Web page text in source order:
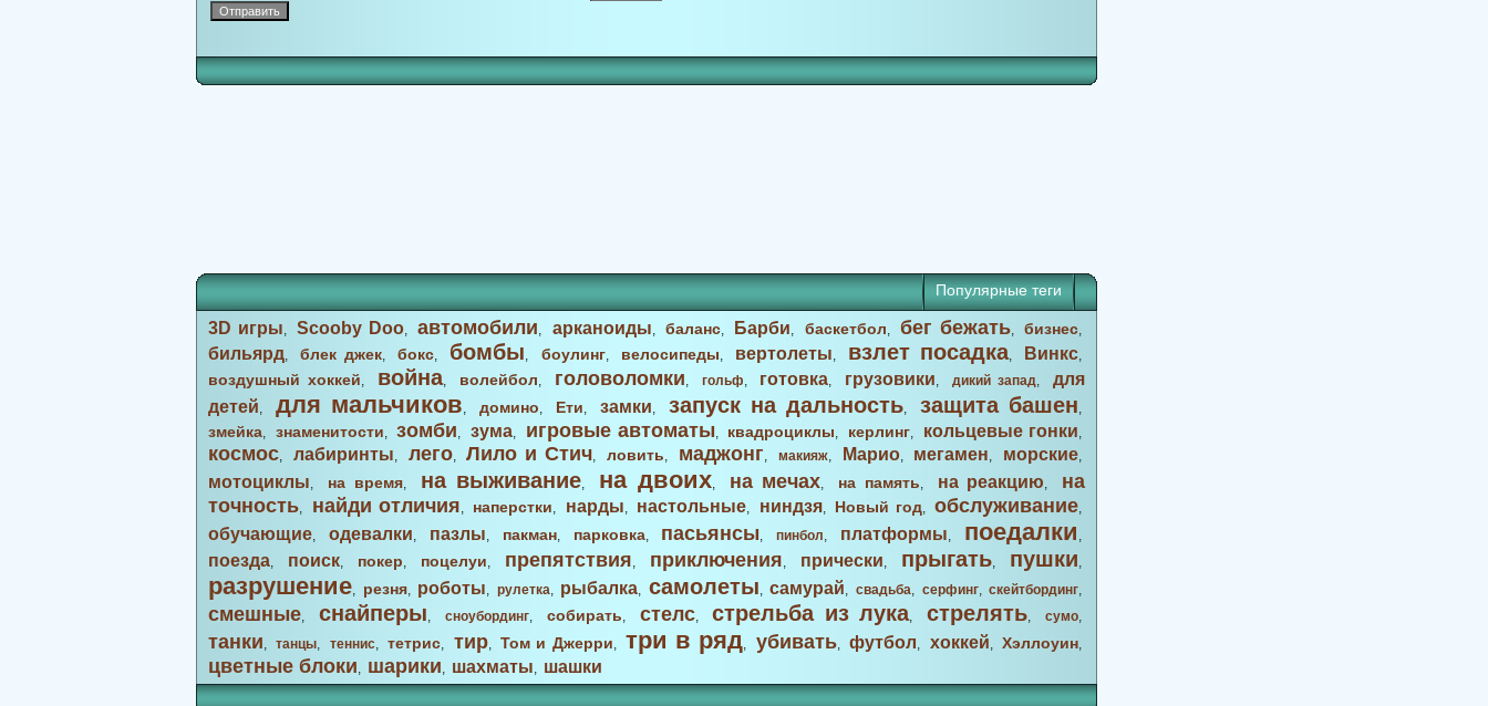
Популярные теги
3D игры,Scooby Doo,автомобили, арканоиды, баланс, Барби, баскетбол, бег бежать,бизнес,
бильярд,блек джек,бокс, бомбы, боулинг, велосипеды, вертолеты, взлет посадка, Винкс,
воздушный хоккей, война, волейбол, головоломки, гольф, готовка, грузовики,дикий запад,для
детей, для мальчиков, домино, Ети, замки, запуск на дальность, защита башен,
змейка, знаменитости,зомби, зума, игровые автоматы, квадроциклы, керлинг, кольцевые гонки,
космос, лабиринты, лего,Лило и Стич,ловить, маджонг, макияж, Марио, мегамен, морские,
мотоциклы, на время, на выживание, на двоих, на мечах, на память, на реакцию, на
точность, найди отличия, наперстки, нарды, настольные, ниндзя, Новый год, обслуживание,
обучающие, одевалки, пазлы, пакман, парковка, пасьянсы,пинбол, платформы, поедалки ,
поезда, поиск, покер, поцелуи, препятствия, приключения, прически, прыгать, пушки,
разрушение, резня, роботы, рулетка, рыбалка, самолеты,самурай, свадьба, серфинг,скейтбординг,
смешные, снайперы, сноубординг, собирать, стелс,стрельба из лука,стрелять, сумо,
танки,танцы, теннис,тетрис, тир,Том и Джерри, три в ряд, убивать,футбол, хоккей,Хэллоуин,
цветные блоки, шарики, шахматы, шашки